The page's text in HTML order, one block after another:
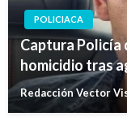
POLICIACA
Captura Policía
homicidio tras
Redacción Vector